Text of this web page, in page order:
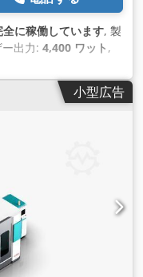
全に稼働しています, 製
出力: 4,400 ワット ,
鋼板厚さ（最大）:
,
小型広告